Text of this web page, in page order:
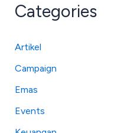
Categories
Artikel
Campaign
Emas
Events